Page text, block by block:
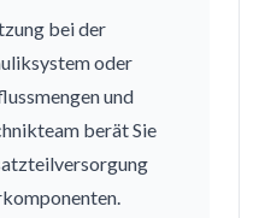
bei der
oder
und
berät Sie